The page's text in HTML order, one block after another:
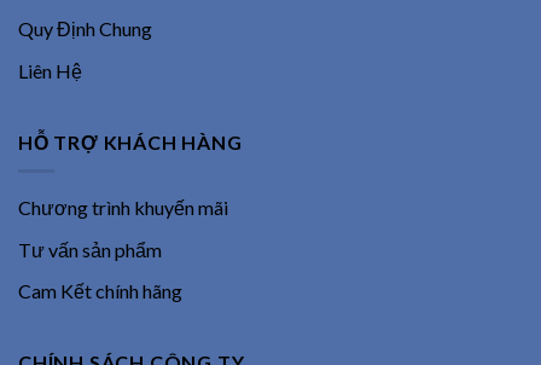
Quy Định Chung
Liên Hệ
HỖ TRỢ KHÁCH HÀNG
Chương trình khuyến mãi
Tư vấn sản phẩm
Cam Kết chính hãng